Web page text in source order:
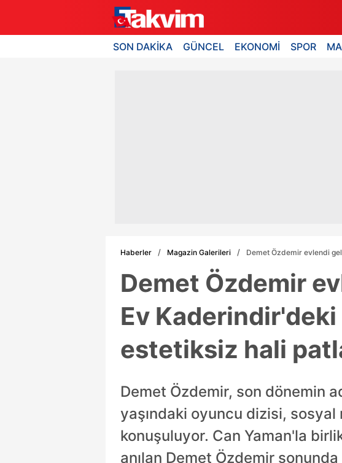
SON DAKİKA GÜNCEL EKONOMİ SPOR
Haberler Magazin Galerileri Demet Özdemir evlendi
Demet Özdemir
Ev Kaderindir'deki
estetiksiz hali
Demet Özdemir, son dönemin
yaşındaki oyuncu dizisi, sosyal
konuşuluyor. Can Yaman'la
anılan Demet Özdemir